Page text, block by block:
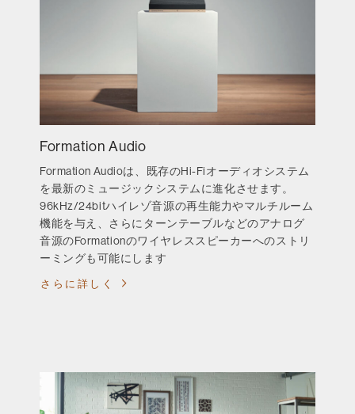
Formation Audio
Formation Audioは、既存のHi-Fiオーディオシステム
を最新のミュージックシステムに進化させます。
96kHz/24bitハイレゾ音源の再生能力やマルチルーム
機能を与え、さらにターンテーブルなどのアナログ
音源のFormationのワイヤレススピーカーへのストリ
ーミングも可能にします
さらに詳しく